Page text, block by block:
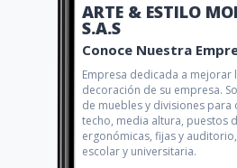
ARTE & ESTILO
S.A.S
Conoce Nuestra
Empresa dedicada a mejorar
decoración de su empresa.
de muebles y divisiones para
techo, media altura, puestos
ergonómicas, fijas y
escolar y universitaria.